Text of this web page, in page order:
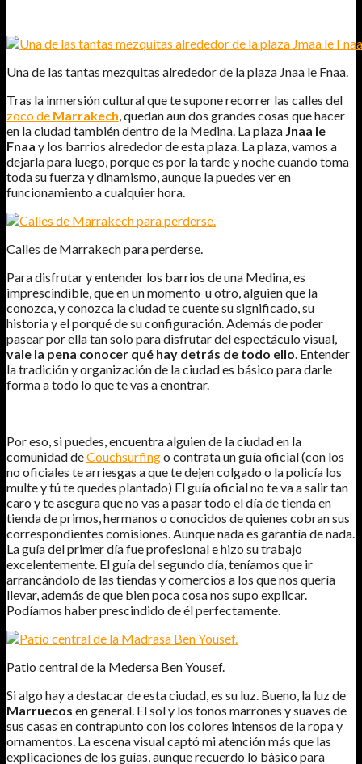
Una de las tantas mezquitas alrededor de la plaza Jnaa le Fnaa.
Tras la inmersión cultural que te supone recorrer las calles del
zoco de Marrakech, quedan aun dos grandes cosas que hacer
en la ciudad también dentro de la Medina. La plaza Jnaa le
Fnaa y los barrios alrededor de esta plaza. La plaza, vamos a
dejarla para luego, porque es por la tarde y noche cuando toma
toda su fuerza y dinamismo, aunque la puedes ver en
funcionamiento a cualquier hora.
Calles de Marrakech para perderse.
Para disfrutar y entender los barrios de una Medina, es
imprescindible, que en un momento u otro, alguien que la
conozca, y conozca la ciudad te cuente su significado, su
historia y el porqué de su configuración. Además de poder
pasear por ella tan solo para disfrutar del espectáculo visual,
vale la pena conocer qué hay detrás de todo ello. Entender
la tradición y organización de la ciudad es básico para darle
forma a todo lo que te vas a enontrar.
Por eso, si puedes, encuentra alguien de la ciudad en la
comunidad deCouchsurfingo contrata un guía oficial (con los
no oficiales te arriesgas a que te dejen colgado o la policía los
multe y tú te quedes plantado) El guía oficial no te va a salir tan
caro y te asegura que no vas a pasar todo el día de tienda en
tienda de primos, hermanos o conocidos de quienes cobran sus
correspondientes comisiones. Aunque nada es garantía de nada.
La guía del primer día fue profesional e hizo su trabajo
excelentemente. El guía del segundo día, teníamos que ir
arrancándolo de las tiendas y comercios a los que nos quería
llevar, además de que bien poca cosa nos supo explicar.
Podíamos haber prescindido de él perfectamente.
Patio central de la Medersa BenYousef.
Si algo hay a destacar de esta ciudad, es su luz. Bueno, la luz de
Marruecos en general. El sol y los tonos marrones y suaves de
sus casas en contrapunto con los colores intensos de la ropa y
ornamentos. La escena visual captó mi atención más que las
explicaciones de los guías, aunque recuerdo lo básico para